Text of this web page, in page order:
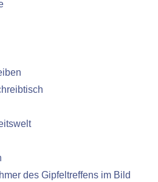
des Gipfeltreffens im Bild